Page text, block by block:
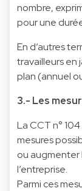
nombre,
pour une
En d’autres
travailleurs en
plan (annuel
3.- Les
La CCT n°
mesures
ou augmenter
l’entreprise.
Parmi ces